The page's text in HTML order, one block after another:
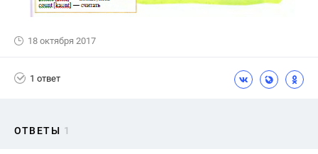
18 октября 2017
1 ответ
ОТВЕТЫ 1